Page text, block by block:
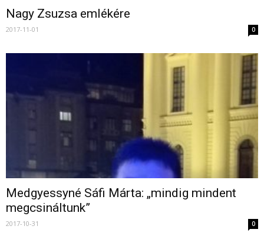
Nagy Zsuzsa emlékére
2017-11-01 0
Medgyessyné Sáfi Márta: „mindig mindent
megcsináltunk”
2017-10-31 0